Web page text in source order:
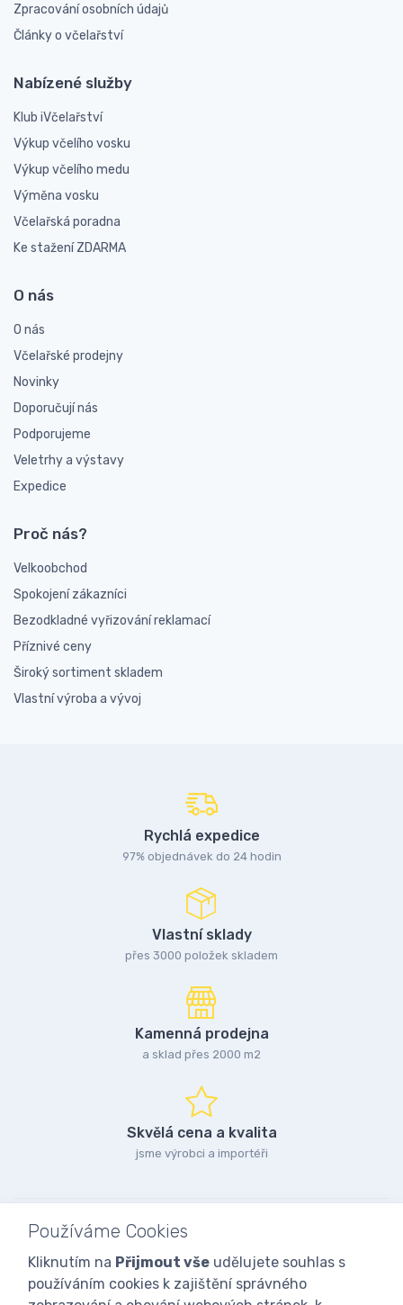
Zpracování osobních údajů
Články o včelařství
Nabízené služby
Klub iVčelařství
Výkup včelího vosku
Výkup včelího medu
Výměna vosku
Včelařská poradna
Ke stažení ZDARMA
O nás
O nás
Včelařské prodejny
Novinky
Doporučují nás
Podporujeme
Veletrhy a výstavy
Expedice
Proč nás?
Velkoobchod
Spokojení zákazníci
Bezodkladné vyřizování reklamací
Příznivé ceny
Široký sortiment skladem
Vlastní výroba a vývoj
Rychlá expedice
97% objednávek do 24 hodin
Vlastní sklady
přes 3000 položek skladem
Kamenná prodejna
a sklad přes 2000 m2
Skvělá cena a kvalita
jsme výrobci a importéři
Používáme Cookies
Kliknutím na Přijmout vše udělujete souhlas s
používáním cookies k zajištění správného